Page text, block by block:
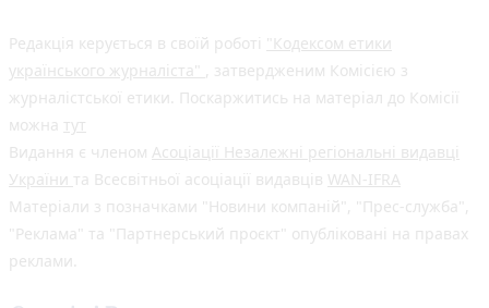
Редакція керується в своїй роботі "Кодексом етики
українського журналіста" , затвердженим Комісією з
журналістської етики. Поскаржитись на матеріал до Комісії
можна тут
Видання є членом Асоціації Незалежні регіональні видавці
України та Всесвітньої асоціації видавців WAN-IFRA
Матеріали з позначками "Новини компаній", "Прес-служба",
"Реклама" та "Партнерський проєкт" опубліковані на правах
реклами.